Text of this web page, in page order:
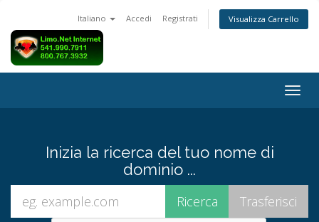
Italiano Accedi Registrati Visualizza Carrello
Inizia la ricerca del tuo nome di
dominio ...